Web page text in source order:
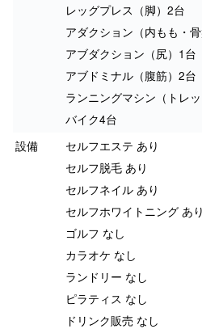
レッグプレス（脚）2台
アダクション（内もも・
アブダクション（尻）1台
アブドミナル（腹筋）2台
ランニングマシン（トレ
バイク4台
設備
セルフエステ あり
セルフ脱毛 あり
セルフネイル あり
セルフホワイトニング あり
ゴルフ なし
カラオケ なし
ランドリー なし
ピラティス なし
ドリンク販売 なし